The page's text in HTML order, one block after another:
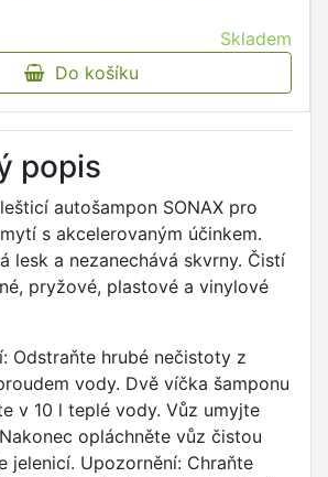
Skladem
Do košíku
popis
autošampon SONAX pro
s akcelerovaným účinkem.
lesk a nezanechává skvrny. Čistí
pryžové, plastové a vinylové
Odstraňte hrubé nečistoty z
vody. Dvě víčka šamponu
v 10 l teplé vody. Vůz umyjte
opláchněte vůz čistou
jelenicí. Upozornění: Chraňte